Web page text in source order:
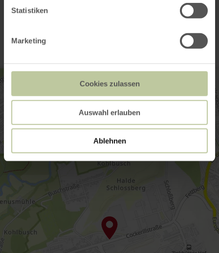
Statistiken
Marketing
Cookies zulassen
Auswahl erlauben
Ablehnen